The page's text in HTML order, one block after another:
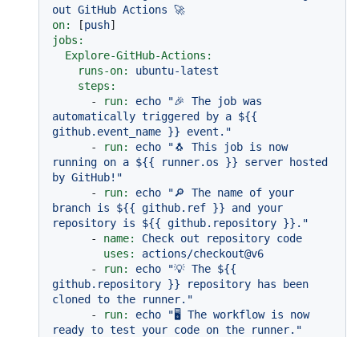
out GitHub Actions 🚀
on:
[push
jobs:
Explore-GitHub-Actions:
runs-on:
ubuntu-latest
steps:
-
run: echo
"🎉 The job was
automatically triggered by a ${{
github.event_name }} event."
-
run: echo
"🐧 This job is now
running on a ${{ runner.os }} server hosted
by GitHub!"
-
run: echo
"🔎 The name of your
branch is ${{ github.ref }} and your
repository is ${{ github.repository }} ."
-
name: Check out repository code
uses:
actions/checkout@v6
-
run: echo "💡 The ${{
github.repository }} repository has been
cloned to the runner."
-
run: echo
"🖥️ The workflow is now
ready to test your code on the runner."